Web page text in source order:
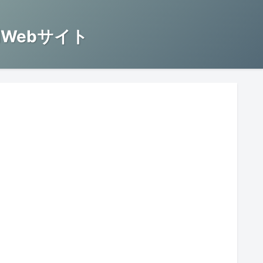
サイト